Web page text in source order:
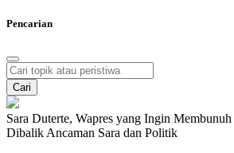
Pencarian
Cari
Sara Duterte, Wapres yang Ingin Membunuh
Dibalik Ancaman Sara dan Politik